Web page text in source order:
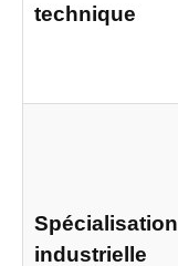
technique
Spécialisation
industrielle